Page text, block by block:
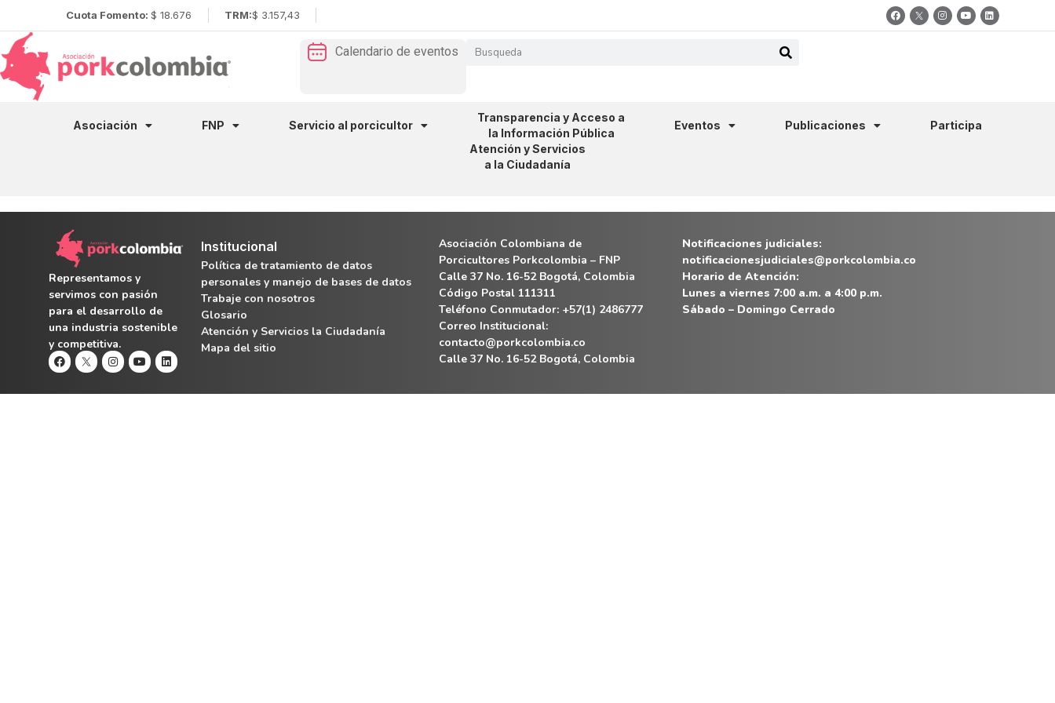
Cuota Fomento: $ 18.676 TRM:$ 3.157,43
Calendario de eventos
Asociación FNP Servicio al porcicultor
Transparencia y Acceso a
la Información Pública
Eventos Publicaciones
Participa
Atención y Servicios
a la Ciudadanía
Representamos y
servimos con pasión
para el desarrollo de
una industria sostenible
y competitiva.
Institucional
Política de tratamiento de datos
personales y manejo de bases de datos
Trabaje con nosotros
Glosario
Atención y Servicios la Ciudadanía
Mapa del sitio
Asociación Colombiana de
Porcicultores Porkcolombia – FNP
Calle 37 No. 16-52 Bogotá, Colombia
Código Postal 111311
Teléfono Conmutador: +57(1) 2486777
Correo Institucional:
contacto@porkcolombia.co
Calle 37 No. 16-52 Bogotá, Colombia
Notificaciones judiciales:
notificacionesjudiciales@porkcolombia.co
Horario de Atención:
Lunes a viernes 7:00 a.m. a 4:00 p.m.
Sábado – Domingo Cerrado